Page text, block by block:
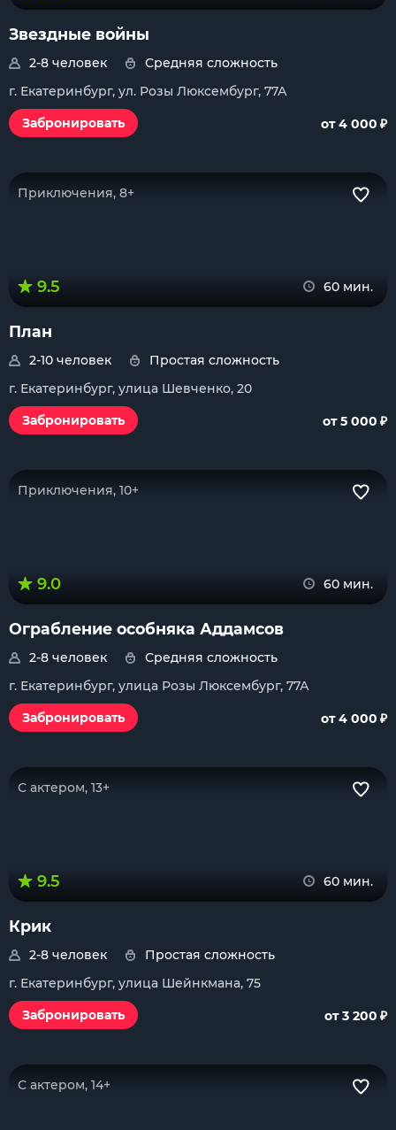
Звездные войны
2-8 человек
Средняя сложность
г. Екатеринбург, ул. Розы Люксембург, 77А
Забронировать
от 4 000 ₽
Приключения, 8+
9.5 60 мин.
План
2-10 человек
Простая сложность
г. Екатеринбург, улица Шевченко, 20
Забронировать
от 5 000 ₽
Приключения, 10+
9.0 60 мин.
Ограбление особняка Аддамсов
2-8 человек
Средняя сложность
г. Екатеринбург, улица Розы Люксембург, 77А
Забронировать
от 4 000 ₽
С актером, 13+
9.5 60 мин.
Крик
2-8 человек
Простая сложность
г. Екатеринбург, улица Шейнкмана, 75
Забронировать
от 3 200 ₽
С актером, 14+